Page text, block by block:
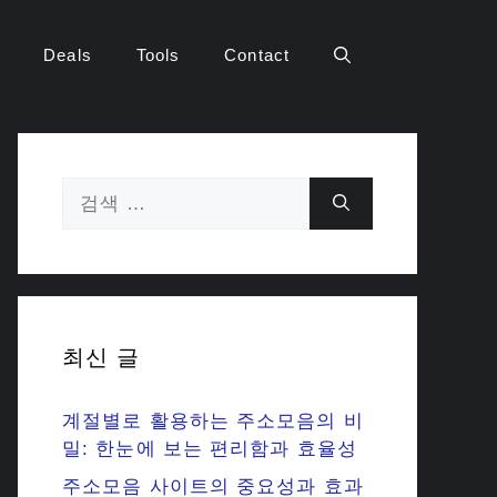
Deals Tools Contact
색:
최신 글
계절별로 활용하는 주소모음의 비
밀: 한눈에 보는 편리함과 효율성
주소모음 사이트의 중요성과 효과